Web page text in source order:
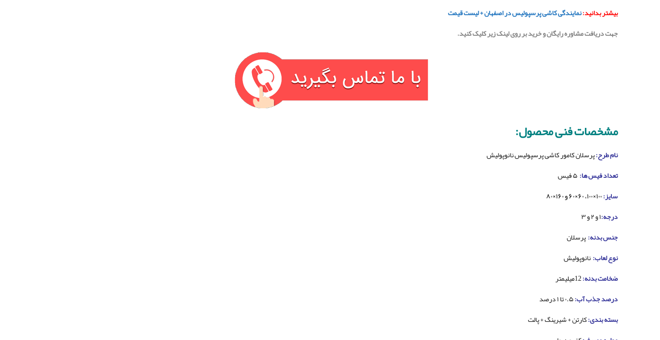
بیشتر بدانید:نمایندگی کاشی پرسپولیس در اصفهان + لیست قیمت
جهت دریافت مشاوره رایگان و خرید بر روی لینک زیر کلیک کنید.
مشخصات فنی محصول:
نام طرح:پرسلان کامور کاشی پرسپولیس نانوپولیش
تعداد فیس ها:
سایز:۱۰۰×۱۰۰، ۶۰×۶۰ و ۱۶۰×۸۰
درجه:۱ و ۲ و ۳
جنس بدنه:پرسلان
نوع لعاب:نانوپولیش
ضخامت بدنه:
درصد جذب آب:
بسته بندی:کارتن + شیرینگ + پالت